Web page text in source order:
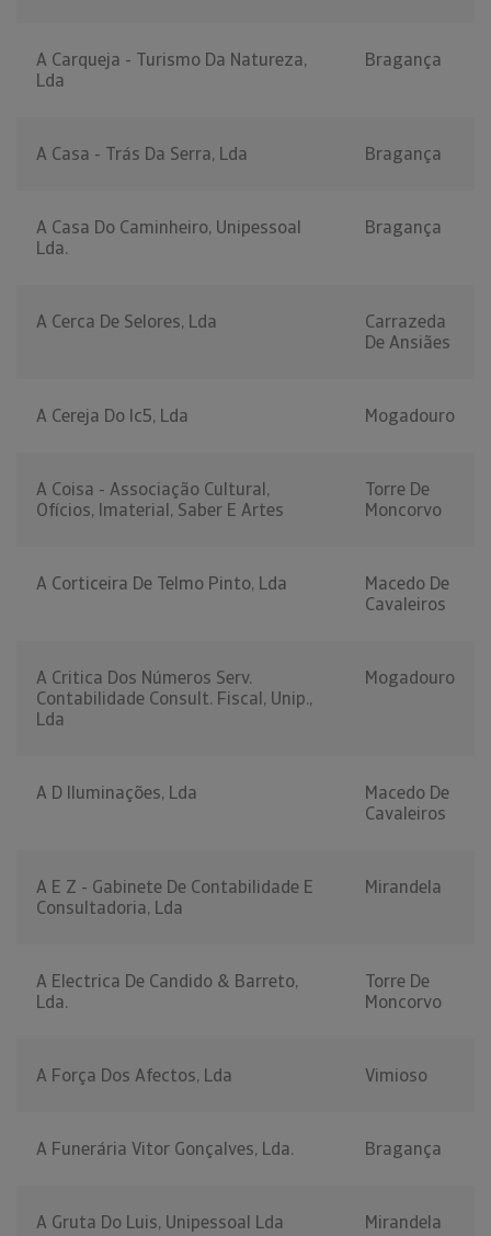
A Carqueja - Turismo Da Natureza,
Lda
Bragança
A Casa - Trás Da Serra, Lda Bragança
A Casa Do Caminheiro, Unipessoal
Lda.
Bragança
A Cerca De Selores, Lda
Carrazeda
De Ansiães
A Cereja Do Ic5, Lda Mogadouro
A Coisa - Associação Cultural,
Ofícios, Imaterial, Saber E Artes
Torre De
Moncorvo
A Corticeira De Telmo Pinto, Lda
Macedo De
Cavaleiros
A Critica Dos Números Serv.
Contabilidade Consult. Fiscal, Unip.,
Lda
Mogadouro
A D Iluminações, Lda
Macedo De
Cavaleiros
A E Z - Gabinete De Contabilidade E
Consultadoria, Lda
Mirandela
A Electrica De Candido & Barreto,
Lda.
Torre De
Moncorvo
A Força Dos Afectos, Lda Vimioso
A Funerária Vitor Gonçalves, Lda. Bragança
A Gruta Do Luis, Unipessoal Lda Mirandela